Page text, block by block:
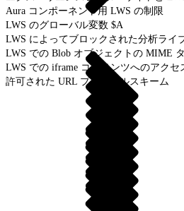
Aura コンポーネント用 LWS の制限
LWS のグローバル変数 $A
LWS によってブロックされた分析ライ
LWS での Blob オブジェクトの MIME
LWS での iframe コンテンツへのアクセ
許可された URL プロトコルスキーム